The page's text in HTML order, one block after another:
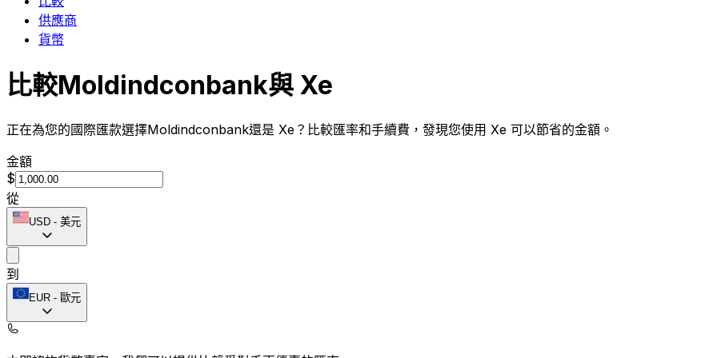
供應商
貨幣
比較Moldindconbank與 Xe
正在為您的國際匯款選擇Moldindconbank還是 Xe？比較匯率和手續費，發現您使用 Xe 可以節省的金額。
金額
$
從
USD - 美元
到
EUR - 歐元